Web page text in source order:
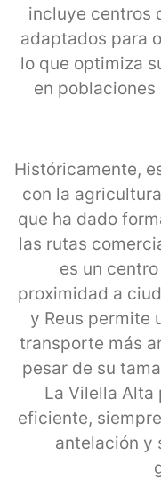
incluye centros
adaptados para
lo que optimiza
en
Históricamente,
con la
que ha dado
las rutas
es un
proximidad a
y Reus permite
transporte más
pesar de su
La Vilella Alta
eficiente,
antelación y